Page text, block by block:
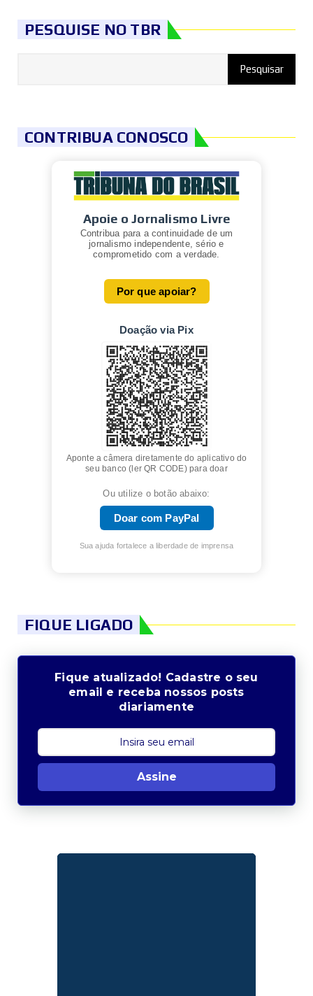
PESQUISE NO TBR
CONTRIBUA CONOSCO
Apoie o Jornalismo Livre
Contribua para a continuidade de um
jornalismo independente, sério e
comprometido com a verdade.
Por que apoiar?
Doação via Pix
Aponte a câmera diretamente do aplicativo do
seu banco (ler QR CODE) para doar
Ou utilize o botão abaixo:
Doar com PayPal
Sua ajuda fortalece a liberdade de imprensa
FIQUE LIGADO
Fique atualizado! Cadastre o seu
email e receba nossos posts
diariamente
Assine